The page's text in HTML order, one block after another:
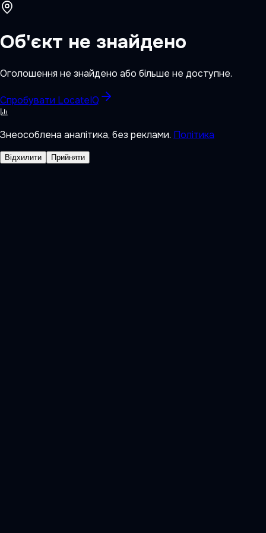
Об'єкт не знайдено
Оголошення не знайдено або більше не доступне.
Спробувати LocateIQ
Знеособлена аналітика, без реклами. Політика
Відхилити Прийняти